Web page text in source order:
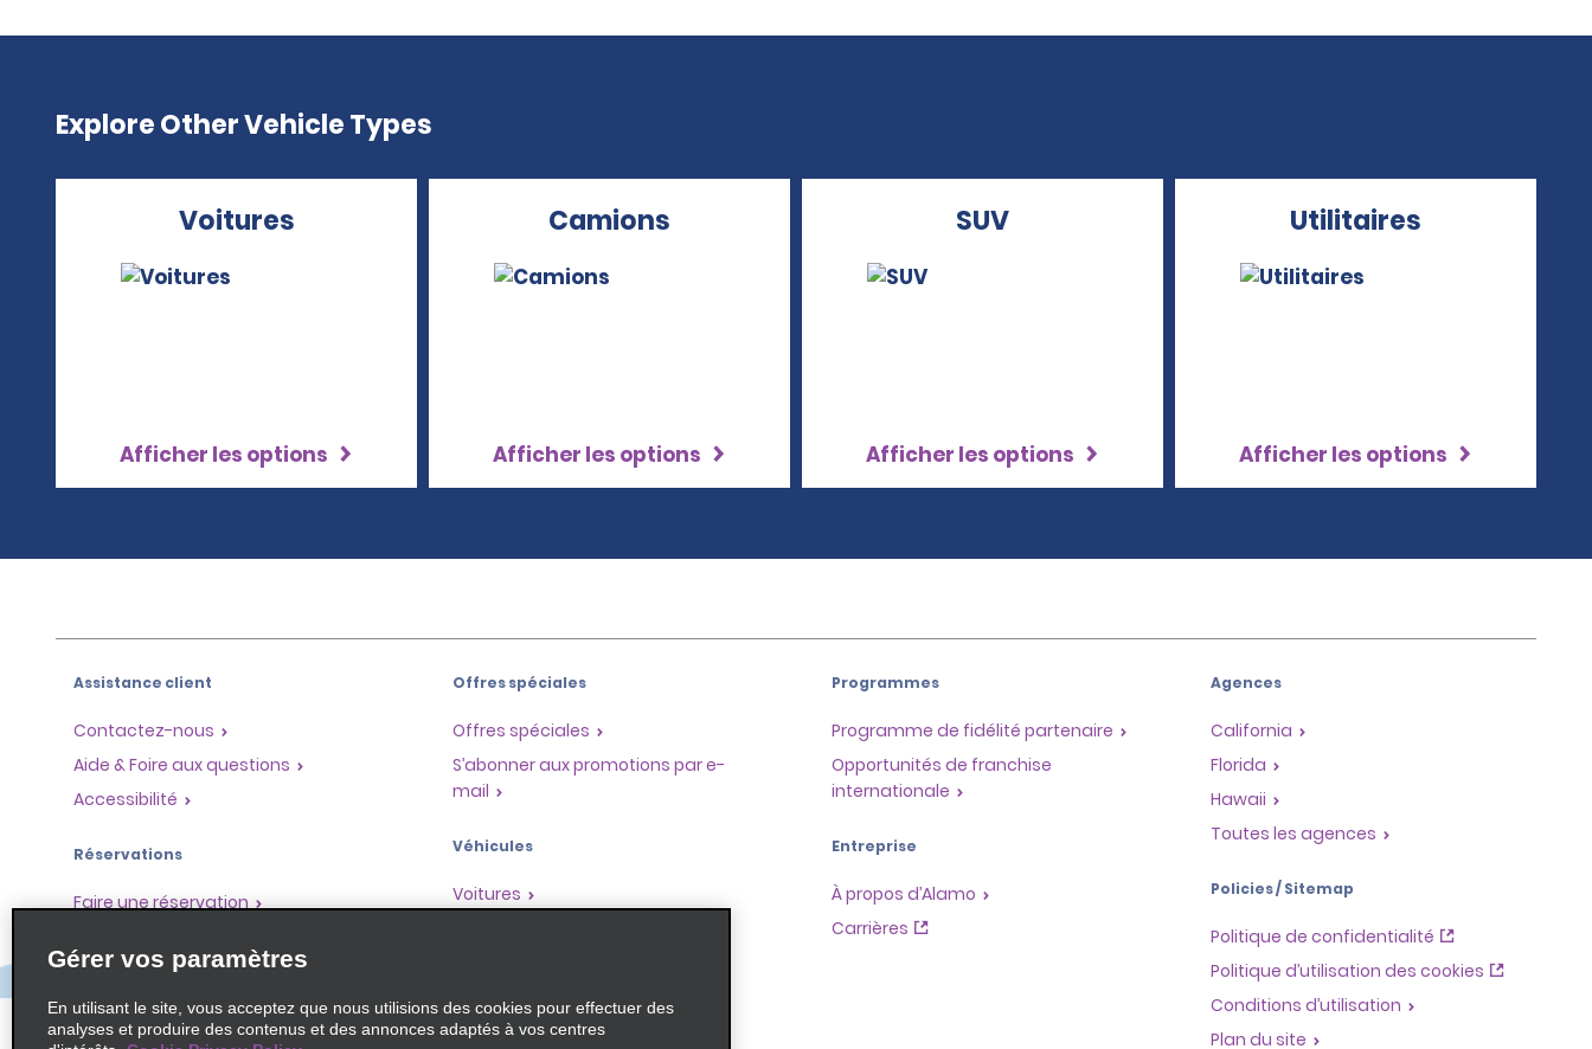
Explore Other Vehicle Types
Voitures
Afficher les options
Camions
Afficher les options
SUV
Afficher les options
Utilitaires
Afficher les options
Assistance client
Contactez-nous
Aide & Foire aux questions
Accessibilité
Réservations
Faire une réservation
Enregistrement accéléré
Ne pas passer par le comptoir
Trajets passés / Reçus
Offres spéciales
Offres spéciales
S’abonner aux promotions par e-
mail
Véhicules
Voitures
Programmes
Programme de fidélité partenaire
Opportunités de franchise
internationale
Entreprise
À propos d’Alamo
Carrières
Agences
California
Florida
Hawaii
Toutes les agences
Policies / Sitemap
Politique de confidentialité
Politique d’utilisation des cookies
Conditions d’utilisation
Plan du site
Gérer vos paramètres
En utilisant le site, vous acceptez que nous utilisions des cookies pour effectuer des
analyses et produire des contenus et des annonces adaptés à vos centres